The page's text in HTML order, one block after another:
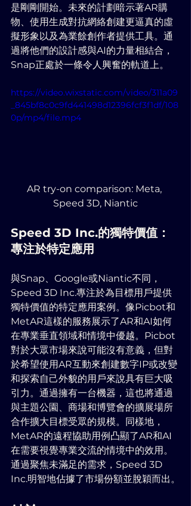
是剛剛開始。未來的計劃暗示著AR購
物、使用生成對抗網絡創建更逼真的虛
擬形象以及為業餘創作者提供工具。通
過將他們的設計感與AI的力量相結合，
Snap正處於一條令人興奮的軌道上。
https://video.wixstatic.com/video/311a09
_845bf8c0c9fd441498d12396fcf3f1df/108
0p/mp4/file.mp4
AR try-on comparison: Meta,
Speed 3D, Niantic
Speed 3D Inc.的獨特價值：
專注於特定應用
與Snap、Google或Niantic不同，
Speed 3D Inc.專注於為目標用戶提供
獨特價值的特定應用案例。像Picbot和
MetAR這樣的服務展示了AR和AI如何
在專業垂直領域和情境中優越。Picbot
對於大眾市場來說可能沒有意義，但對
於希望使用AR互動來創建數字IP或改變
和探索自己外貌的用戶來說具有巨大吸
引力。通過擁有一台機器，這也將通過
與主題公園、商場和博覽會的擴展場所
合作擴大目標受眾的規模。同樣地，
MetAR的遠程協助用例凸顯了AR和AI
在需要視覺專業交流的情境中的效用。
通過聚焦未滿足的需求，Speed 3D
Inc.明智地佔據了市場份額並脫穎而出。